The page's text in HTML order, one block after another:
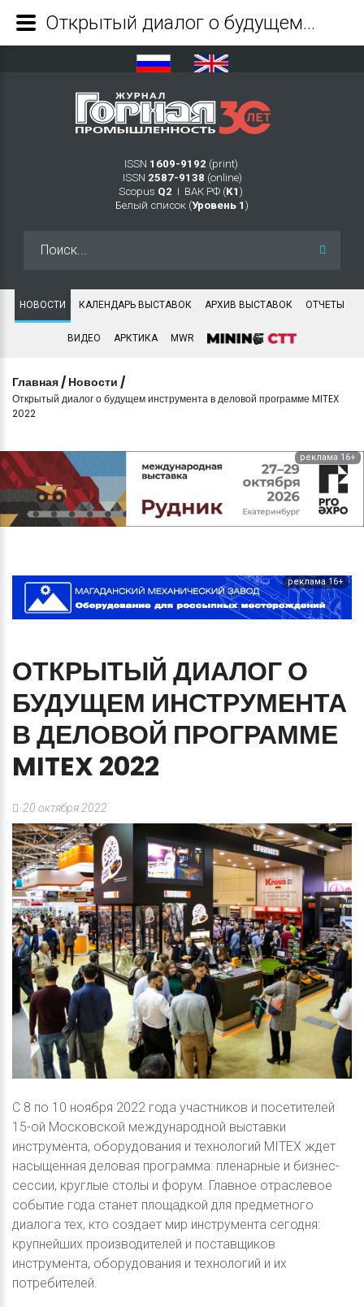
ISSN 1609-9192 (print)
ISSN 2587-9138 (online)
Scopus Q2 Ι ВАК РФ (K1 )
Белый список (Уровень 1 )
НОВОСТИ КАЛЕНДАРЬ ВЫСТАВОК АРХИВ ВЫСТАВОК ОТЧЕТЫ
ВИДЕО АРКТИКА MWR
Главная / Новости /
Открытый диалог о будущем инструмента в деловой программе MITEX
2022
реклама 16+
реклама 16+
ОТКРЫТЫЙ ДИАЛОГО
БУДУЩЕМ ИНСТРУМЕНТА
ВДЕЛОВОЙ ПРОГРАММЕ
MITEX 2022
20 октября 2022
C 8 по 10 ноября 2022 года участников и посетителей
15-ой Московской международной выставки
инструмента, оборудования и технологий MITEX ждет
насыщенная деловая программа: пленарные и бизнес-
сессии, круглые столы и форум. Главное отраслевое
событие года станет площадкой для предметного
диалога тех, кто создает мир инструмента сегодня:
крупнейших производителей и поставщиков
инструмента, оборудования и технологий и их
потребителей.
Открытый диалог о будущем инструмента в деловой программе MITEX 2022 - Журнал Горная промышленность